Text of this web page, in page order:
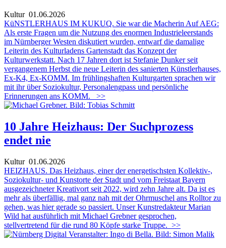
Kultur01.06.2026
KüNSTLERHAUS IM KUKUQ. Sie war die Macherin Auf AEG:
Als erste Fragen um die Nutzung des enormen Industrieleerstands
im Nürnberger Westen diskutiert wurden, entwarf die damalige
Leiterin des Kulturladens Gartenstadt das Konzept der
Kulturwerkstatt. Nach 17 Jahren dort ist Stefanie Dunker seit
vergangenem Herbst die neue Leiterin des sanierten Künstlerhauses,
Ex-K4, Ex-KOMM. Im frühlingshaften Kulturgarten sprachen wir
mit ihr über Soziokultur, Personalengpass und persönliche
Erinnerungen ans KOMM.
>>
10 Jahre Heizhaus: Der Suchprozess
endet nie
Kultur01.06.2026
HEIZHAUS. Das Heizhaus, einer der energetischsten Kollektiv-,
Soziokultur- und Kunstorte der Stadt und vom Freistaat Bayern
ausgezeichneter Kreativort seit 2022, wird zehn Jahre alt. Da ist es
mehr als überfällig, mal ganz nah mit der Ohrmuschel ans Rolltor zu
gehen, was hier gerade so passiert. Unser Kunstredakteur Marian
Wild hat ausführlich mit Michael Grebner gesprochen,
stellvertretend für die rund 80 Köpfe starke Truppe. >>